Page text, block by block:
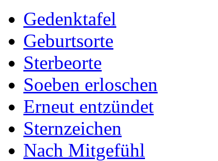
Gedenktafel
Geburtsorte
Sterbeorte
Soeben erloschen
Erneut entzündet
Sternzeichen
Nach Mitgefühl